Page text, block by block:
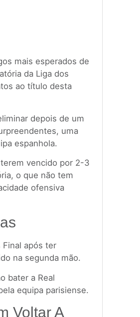
mais esperados de
da Liga dos
ao título desta
depois de um
uma
espanhola.
terem vencido por 2-3
o que não tem
ofensiva
após ter
na segunda mão.
bater a Real
equipa parisiense.
Voltar A